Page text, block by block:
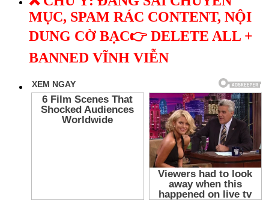
MỤC, SPAM RÁC CONTENT, NỘI
DUNG CỜ BẠC👉 DELETE ALL +
BANNED VĨNH VIỄN